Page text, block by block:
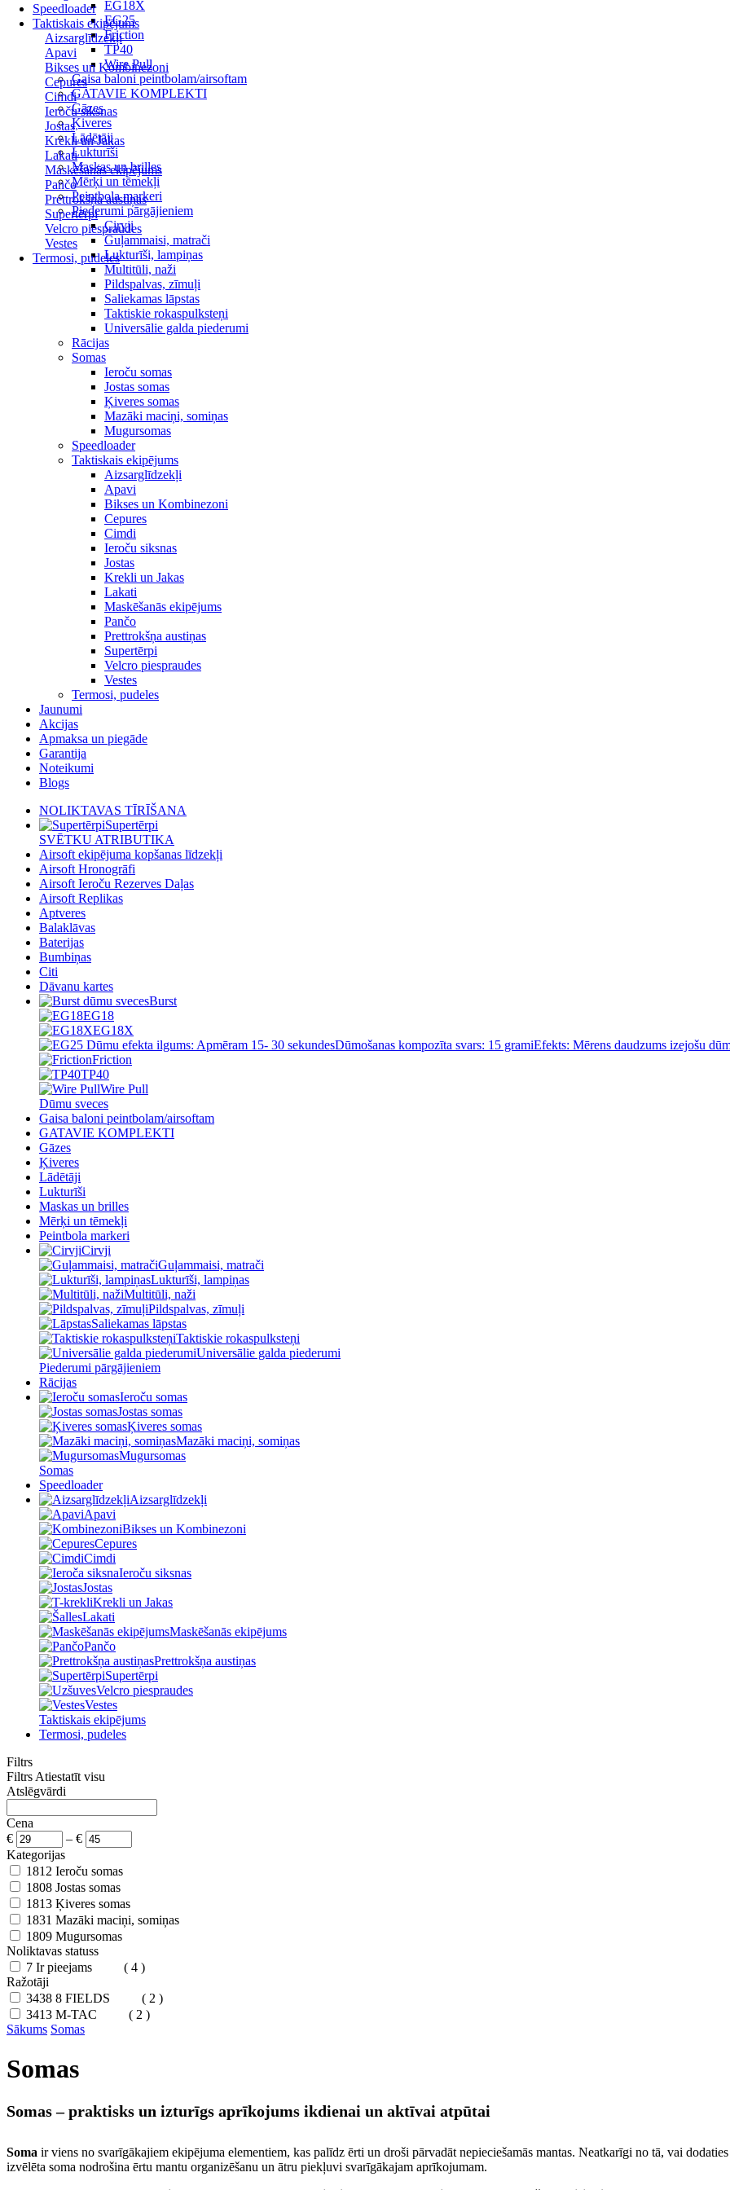
Speedloader
Taktiskais ekipējums
Aizsarglīdzekļi
Apavi
Bikses un Kombinezoni
Cepures
Cimdi
Ieroču siksnas
Jostas
Krekli un Jakas
Lakati
Maskēšanās ekipējums
Pančo
Prettrokšņa austiņas
Supertērpi
Velcro piespraudes
Vestes
Termosi, pudeles
EG18X
EG25
Friction
TP40
Wire Pull
Gaisa baloni peintbolam/airsoftam
GATAVIE KOMPLEKTI
Gāzes
Ķiveres
Lādētāji
Lukturīši
Maskas un brilles
Mērķi un tēmekļi
Peintbola markeri
Piederumi pārgājieniem
Cirvji
Guļammaisi, matrači
Lukturīši, lampiņas
Multitūli, naži
Pildspalvas, zīmuļi
Saliekamas lāpstas
Taktiskie rokaspulksteņi
Universālie galda piederumi
Rācijas
Somas
Ieroču somas
Jostas somas
Ķiveres somas
Mazāki maciņi, somiņas
Mugursomas
Speedloader
Taktiskais ekipējums
Aizsarglīdzekļi
Apavi
Bikses un Kombinezoni
Cepures
Cimdi
Ieroču siksnas
Jostas
Krekli un Jakas
Lakati
Maskēšanās ekipējums
Pančo
Prettrokšņa austiņas
Supertērpi
Velcro piespraudes
Vestes
Termosi, pudeles
Jaunumi
Akcijas
Apmaksa un piegāde
Garantija
Noteikumi
Blogs
NOLIKTAVAS TĪRĪŠANA
Supertērpi
SVĒTKU ATRIBUTIKA
Airsoft ekipējuma kopšanas līdzekļi
Airsoft Hronogrāfi
Airsoft Ieroču Rezerves Daļas
Airsoft Replikas
Aptveres
Balaklāvas
Baterijas
Bumbiņas
Citi
Dāvanu kartes
Burst
EG18
EG18X
Friction
TP40
Wire Pull
Dūmu sveces
Gaisa baloni peintbolam/airsoftam
GATAVIE KOMPLEKTI
Gāzes
Ķiveres
Lādētāji
Lukturīši
Maskas un brilles
Mērķi un tēmekļi
Peintbola markeri
Cirvji
Guļammaisi, matrači
Lukturīši, lampiņas
Multitūli, naži
Pildspalvas, zīmuļi
Saliekamas lāpstas
Taktiskie rokaspulksteņi
Universālie galda piederumi
Piederumi pārgājieniem
Rācijas
Ieroču somas
Jostas somas
Ķiveres somas
Mazāki maciņi, somiņas
Mugursomas
Somas
Speedloader
Aizsarglīdzekļi
Apavi
Bikses un Kombinezoni
Cepures
Cimdi
Ieroču siksnas
Jostas
Krekli un Jakas
Lakati
Maskēšanās ekipējums
Pančo
Prettrokšņa austiņas
Supertērpi
Velcro piespraudes
Vestes
Taktiskais ekipējums
Termosi, pudeles
Filtrs
Filtrs Atiestatīt visu
Atslēgvārdi
Cena
€
– €
Kategorijas
1812 Ieroču somas
1808 Jostas somas
1813 Ķiveres somas
1831 Mazāki maciņi, somiņas
1809 Mugursomas
Noliktavas statuss
7 Ir pieejams
( 4 )
Ražotāji
3438 8 FIELDS
( 2 )
3413 M-TAC
( 2 )
Sākums Somas
Somas
Somas – praktisks un izturīgs aprīkojums ikdienai un aktīvai atpūtai
Soma ir viens no svarīgākajiem ekipējuma elementiem, kas palīdz ērti un droši pārvadāt nepieciešamās mantas. Neatkarīgi no tā, vai
izvēlēta soma nodrošina ērtu mantu organizēšanu un ātru piekļuvi svarīgākajam aprīkojumam.